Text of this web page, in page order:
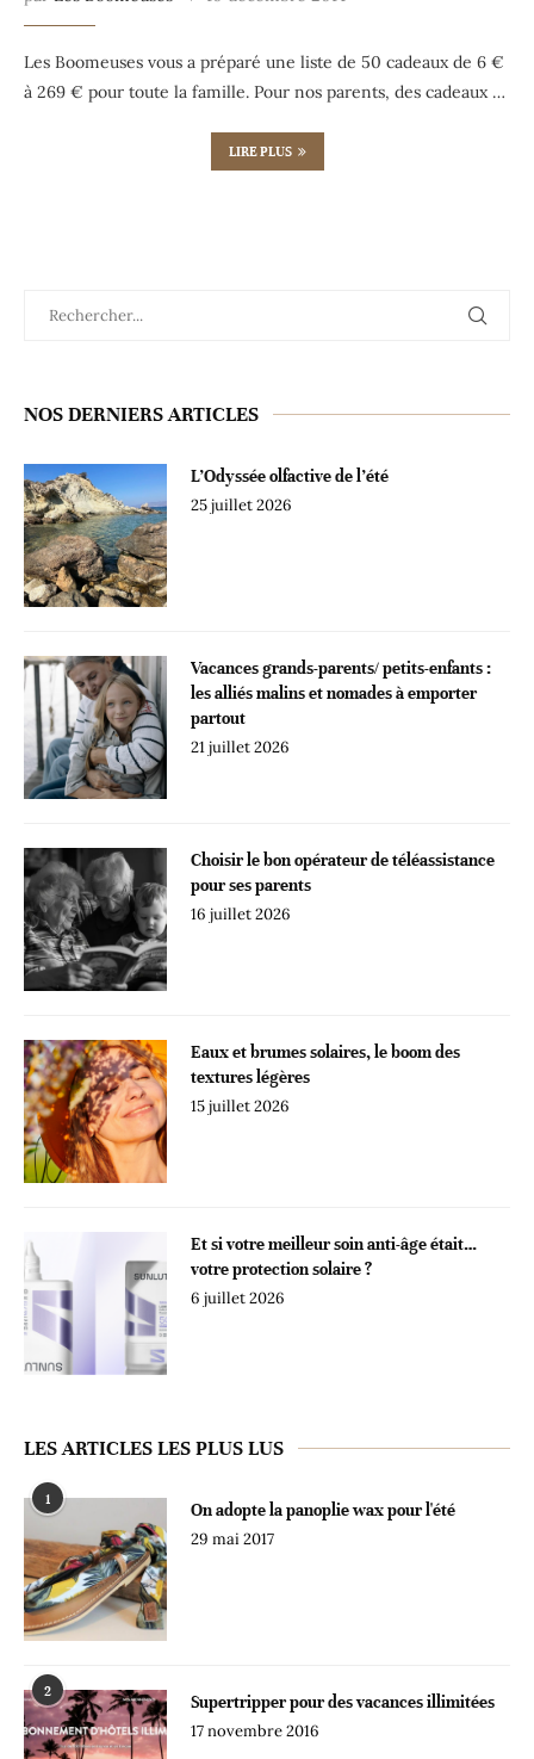
Les Boomeuses vous a préparé une liste de 50 cadeaux de 6 €
à 269 € pour toute la famille. Pour nos parents, des cadeaux …
LIRE PLUS
NOS DERNIERS ARTICLES
L’Odyssée olfactive de l’été
25 juillet 2026
Vacances grands-parents/ petits-enfants :
les alliés malins et nomades à emporter
partout
21 juillet 2026
Choisir le bon opérateur de téléassistance
pour ses parents
16 juillet 2026
Eaux et brumes solaires, le boom des
textures légères
15 juillet 2026
Et si votre meilleur soin anti-âge était…
votre protection solaire ?
6 juillet 2026
LES ARTICLES LES PLUS LUS
1
On adopte la panoplie wax pour l'été
29 mai 2017
2
Supertripper pour des vacances illimitées
17 novembre 2016